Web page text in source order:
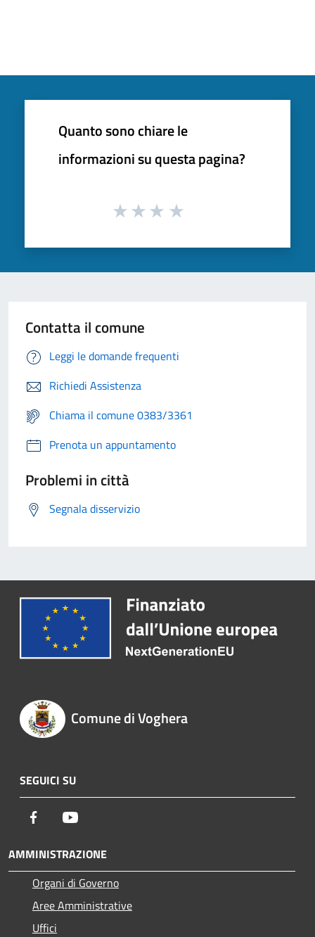
Quanto sono chiare le
informazioni su questa pagina?
Contatta il comune
Leggi le domande frequenti
Richiedi Assistenza
Chiama il comune 0383/3361
Prenota un appuntamento
Problemi in città
Segnala disservizio
Comune di Voghera
SEGUICI SU
Facebook
AMMINISTRAZIONE
Organi di Governo
Aree Amministrative
Uffici